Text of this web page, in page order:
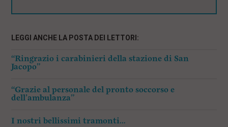
LEGGI ANCHE LA POSTA DEI LETTORI:
“Ringrazio i carabinieri della stazione di San
Jacopo”
“Grazie al personale del pronto soccorso e
dell’ambulanza”
I nostri bellissimi tramonti…